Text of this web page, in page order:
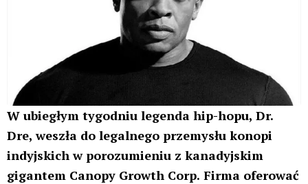
W ubiegłym tygodniu legenda hip-hopu, Dr.
Dre, weszła do legalnego przemysłu konopi
indyjskich w porozumieniu z kanadyjskim
gigantem Canopy Growth Corp. Firma oferować